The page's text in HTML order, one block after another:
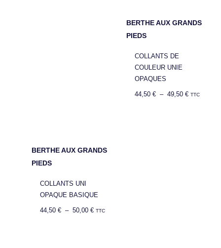
BERTHE AUX GRANDS
PIEDS
COLLANTS UNI
OPAQUE BASIQUE
44,50€ – 50,00€ TTC
BERTHE AUX GRANDS
PIEDS
COLLANTS DE
COULEUR UNIE
OPAQUES
44,50€ – 49,50€ TTC